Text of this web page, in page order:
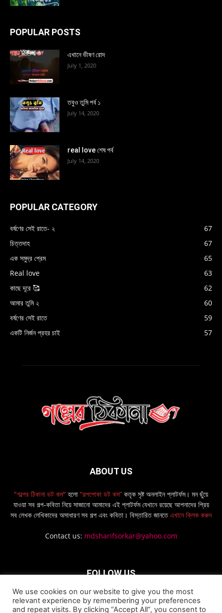
POPULAR POSTS
এখানে ভীষণ রোদ
July 1, 2020
তবুও তুমি পর্ব ১
July 14, 2020
real love শেষ পর্ব
July 14, 2020
POPULAR CATEGORY
বর্ষণের সেই রাতে- ২
67
চিত্তদাহ
67
এক সমুদ্র প্রেম
65
Real love
63
কাছে দূরে 🥰
62
আমার তুমি ২
60
বর্ষণের সেই রাতে
59
একটি নির্জন প্রহর চাই
57
ABOUT US
"গল্পের ঠিকানা ডট কম" হলো “গল্পপোকা ডট কম” কতৃক সৃষ্ট অনলাইন প্লাটর্ফম। মন ছুঁয়ে
যাওয়া সব গল্প-কবিতা নিয়ে সাজানো আমাদের এই প্লাটর্ফম যেখানে রয়েছে আপনাদের প্রিয়
সব লেখক লেখিকাদের অসাধারণ সব গল্প এবং কবিতা। বিস্তারিত জানতেএখানে ক্লিক করুন
Contact us: mdsharifsorkar@yahoo.com
FOLLOW US
We use cookies on our website to give you the most
relevant experience by remembering your preferences
and repeat visits. By clicking “Accept All”, you consent to